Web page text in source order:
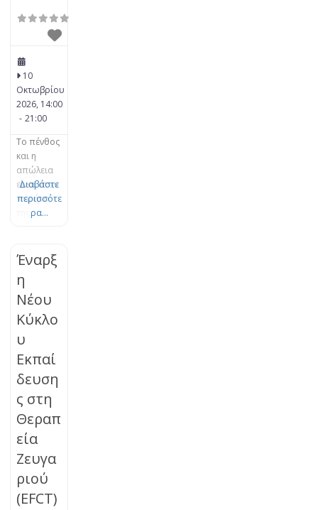
10
Οκτωβρίου
2026, 14:00
- 21:00
Το πένθος
και η
απώλεια
είναι στον
πυρήνα
Δεσμού.
Το πένθος
είναι μια
φυσική,
οργανική
διεργασία
εξέλιξης
και
γής, η
οποία
μπορεί να
μπλοκαρισ
τεί. Τα
βιώματα
απώλειας
μπορούν
Διαβάστε
περισσότε
ρα...
Έναρξ
η
Νέου
Κύκλο
υ
Εκπαί
δευση
ς στη
Θεραπ
εία
Ζευγα
ριού
(EFCT)